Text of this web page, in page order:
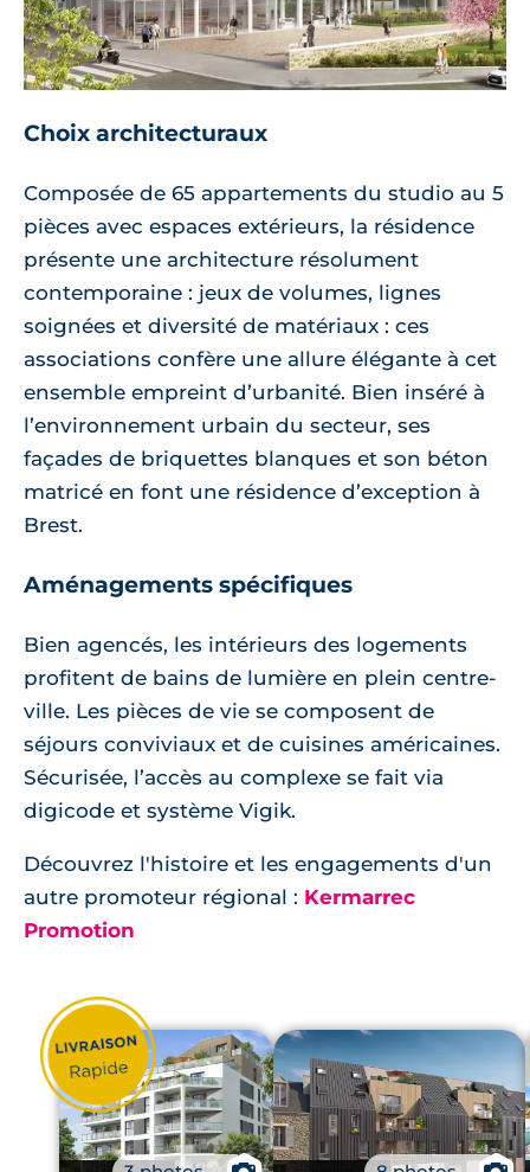
Choix architecturaux
Composée de 65 appartements du studio au 5
pièces avec espaces extérieurs, la résidence
présente une architecture résolument
contemporaine : jeux de volumes, lignes
soignées et diversité de matériaux : ces
associations confère une allure élégante à cet
ensemble empreint d’urbanité. Bien inséré à
l’environnement urbain du secteur, ses
façades de briquettes blanques et son béton
matricé en font une résidence d’exception à
Brest.
Aménagements spécifiques
Bien agencés, les intérieurs des logements
profitent de bains de lumière en plein centre-
ville. Les pièces de vie se composent de
séjours conviviaux et de cuisines américaines.
Sécurisée, l’accès au complexe se fait via
digicode et système Vigik.
Découvrez l'histoire et les engagements d'un
autre promoteur régional : Kermarrec
Promotion